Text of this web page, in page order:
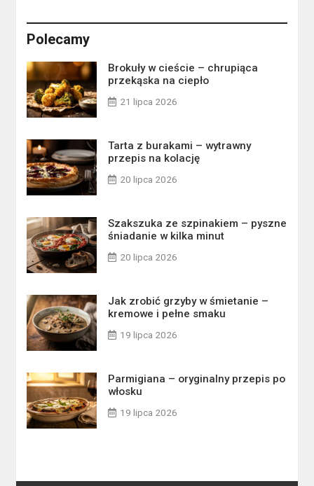
Polecamy
Brokuły w cieście – chrupiąca
przekąska na ciepło
21 lipca 2026
Tarta z burakami – wytrawny
przepis na kolację
20 lipca 2026
Szakszuka ze szpinakiem – pyszne
śniadanie w kilka minut
20 lipca 2026
Jak zrobić grzyby w śmietanie –
kremowe i pełne smaku
19 lipca 2026
Parmigiana – oryginalny przepis po
włosku
19 lipca 2026